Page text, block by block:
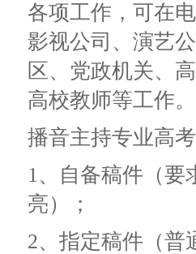
各项工作，可在
影视公司、演艺
区、党政机关、
高校教师等工作。
播音主持专业高
1、自备稿件（要
亮）；
2、指定稿件（普